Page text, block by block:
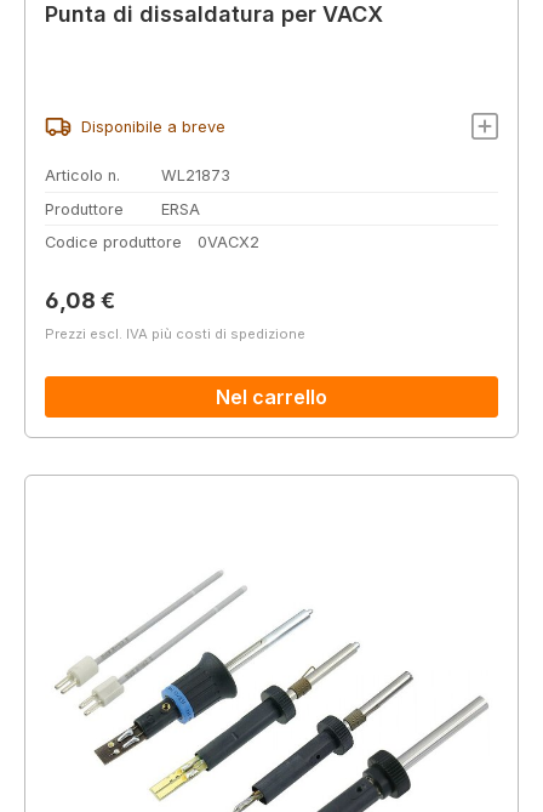
Punta di dissaldatura per VACX
Disponibile a breve
Articolo n.
WL21873
Produttore
ERSA
Codice produttore
0VACX2
Prezzo normale:
6,08 €
Prezzi escl. IVA più costi di spedizione
Nel carrello